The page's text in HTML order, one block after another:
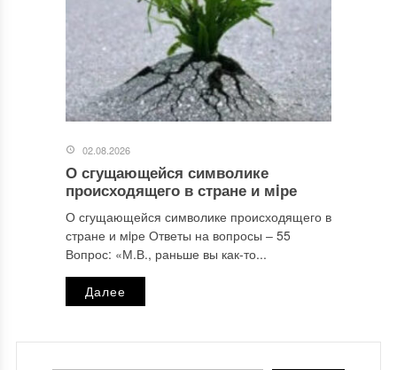
02.08.2026
О сгущающейся символике
происходящего в стране и мiре
О сгущающейся символике происходящего в
стране и мiре Ответы на вопросы ‒ 55
Вопрос: «М.В., раньше вы как-то...
Далее